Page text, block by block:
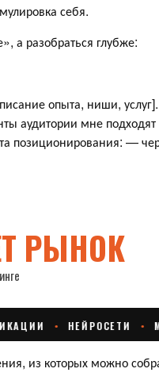
себя.
а разобраться глубже:
опыта, ниши,
аудитории мне
позиционирования: —
из которых можно